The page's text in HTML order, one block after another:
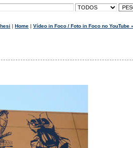
| Home | Vídeo in Foco / Foto in Foco no YouTube »